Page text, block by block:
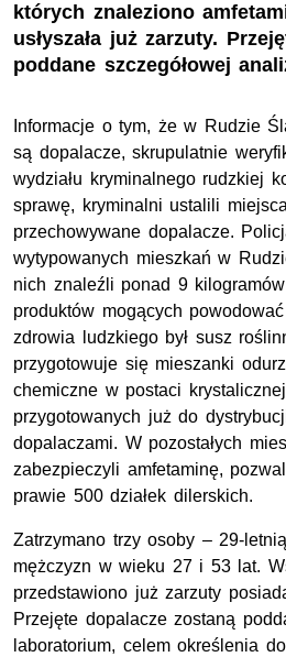
których znaleziono
usłyszała już zarzuty.
poddane szczegółowej
Informacje o tym, że w Rudzie
są dopalacze, skrupulatnie
wydziału kryminalnego rudzkiej
sprawę, kryminalni ustalili
przechowywane dopalacze.
wytypowanych mieszkań w
nich znaleźli ponad 9
produktów mogących
zdrowia ludzkiego był susz
przygotowuje się mieszanki
chemiczne w postaci
przygotowanych już do
dopalaczami. W pozostałych
zabezpieczyli amfetaminę,
prawie 500 działek dilerskich.
Zatrzymano trzy osoby – 29-
mężczyzn w wieku 27 i 53 lat.
przedstawiono już zarzuty
Przejęte dopalacze zostaną
laboratorium, celem określenia